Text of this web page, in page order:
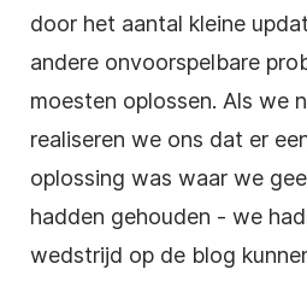
door het aantal kleine
andere onvoorspelbare
moesten oplossen. Als we
realiseren we ons dat er
oplossing was waar we
hadden gehouden - we
wedstrijd op de blog